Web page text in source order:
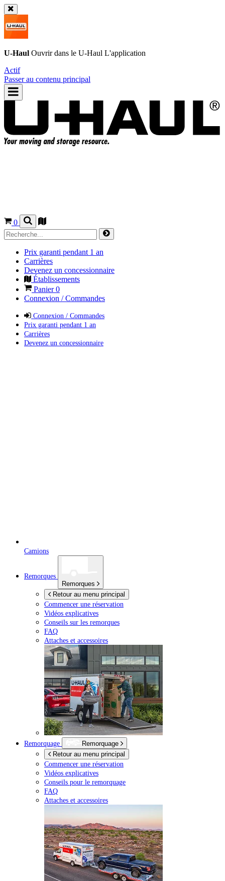
U-Haul Ouvrir dans le U-Haul L'application
Actif
Passer au contenu principal
0
Prix garanti pendant 1 an
Carrières
Devenez un concessionnaire
Établissements
Panier0
Connexion / Commandes
Connexion / Commandes
Prix garanti pendant 1 an
Carrières
Devenez un concessionnaire
Camions
Remorques
Remorques
Retour au menu principal
Commencer une réservation
Vidéos explicatives
Conseils sur les remorques
FAQ
Attaches et accessoires
Remorquage
Remorquage
Retour au menu principal
Commencer une réservation
Vidéos explicatives
Conseils pour le remorquage
FAQ
Attaches et accessoires